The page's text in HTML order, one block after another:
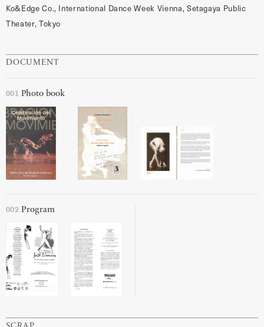
Ko&Edge Co., International Dance Week Vienna, Setagaya Public
Theater, Tokyo
DOCUMENT
001 Photo book
002Program